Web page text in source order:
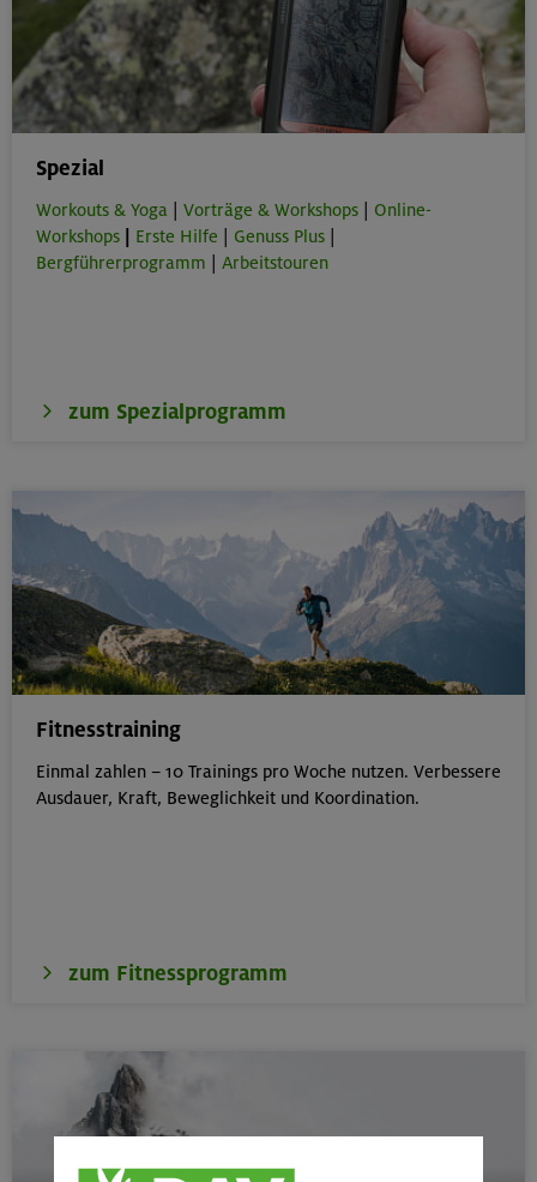
Spezial
Workouts & Yoga Vorträge & Workshops
Online-
Workshops
Erste Hilfe Genuss Plus
Bergführerprogramm
Arbeitstouren
zum Spezialprogramm
Fitnesstraining
Einmal zahlen – 10 Trainings pro Woche nutzen. Verbessere
Ausdauer, Kraft, Beweglichkeit und Koordination.
zum Fitnessprogramm